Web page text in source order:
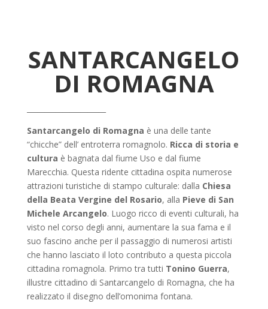
SANTARCANGELO
DI ROMAGNA
Santarcangelo di Romagna è una delle tante
“chicche” dell’ entroterra romagnolo. Ricca di storia e
cultura è bagnata dal fiume Uso e dal fiume
Marecchia. Questa ridente cittadina ospita numerose
attrazioni turistiche di stampo culturale: dalla Chiesa
della Beata Vergine del Rosario, alla Pieve di San
Michele Arcangelo. Luogo ricco di eventi culturali, ha
visto nel corso degli anni, aumentare la sua fama e il
suo fascino anche per il passaggio di numerosi artisti
che hanno lasciato il loto contributo a questa piccola
cittadina romagnola. Primo tra tutti Tonino Guerra,
illustre cittadino di Santarcangelo di Romagna, che ha
realizzato il disegno dell’omonima fontana.